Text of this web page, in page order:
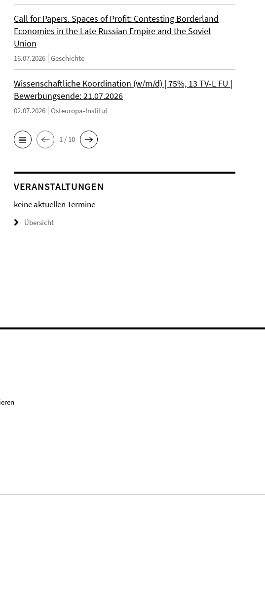
Call for Papers. Spaces of Profit: Contesting Borderland
Economies in the Late Russian Empire and the Soviet
Union
16.07.2026 Geschichte
Wissenschaftliche Koordination (w/m/d) | 75%, 13 TV-L FU |
Bewerbungsende: 21.07.2026
02.07.2026 Osteuropa-Institut
1 / 10
VERANSTALTUNGEN
keine aktuellen Termine
Übersicht